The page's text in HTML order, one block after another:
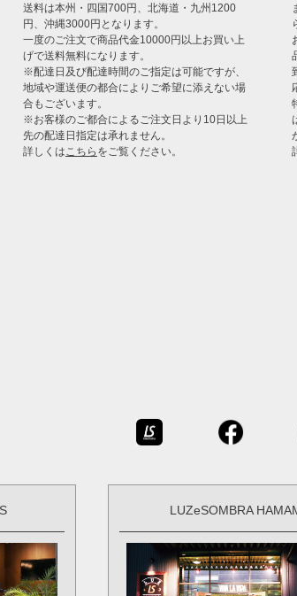
送料は本州・四国700円、北海道・九州1200
円、沖縄3000円となります。
一度のご注文で商品代金10000円以上お買い上
げで送料無料になります。
※配達日及び配達時間のご指定は可能ですが、
地域や運送便の都合によりご希望に添えない場
合もございます。
※お客様のご都合によるご注文日より10日以上
先の配達日指定は承れません。
詳しくはこちら をご覧ください。
LUZeSOMBRA